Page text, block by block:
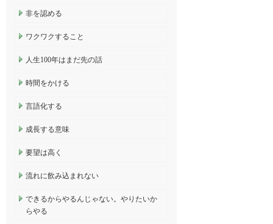
非を認める
ワクワクすること
人生100年はまだ先の話
時間をかける
言語化する
成長する意味
要望は高く
流れに飲み込まれない
できるからやるんじゃない。やりたいか
らやる